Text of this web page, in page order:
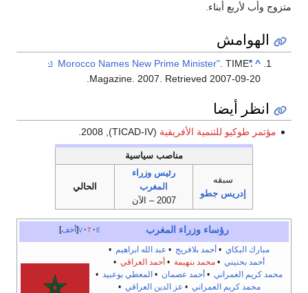
متزوج وأب لأربع أبناء.
الهوامش
^
"Morocco Names New Prime Minister"
. TIME
Magazine. 2007 . Retrieved 2007-09-20
انظر أيضا
مؤتمر طوكيو للتنمية الأفريقية (TICAD-IV), 2008.
مناصب سياسية
سبقه
إدريس جطو
رئيس وزراء
المغرب
2007 – الآن
الحالي
أخف v t e رؤساء وزراء المغرب
مبارك البكاي • أحمد بلافريج • عبد الله ابراهيم •
أحمد بحنيني • محمد بنهيمة • أحمد العراقي •
محمد كريم العمراني • أحمد عصمان • المعطي بوعبيد •
محمد كريم العمراني • عز الدين العراقي •